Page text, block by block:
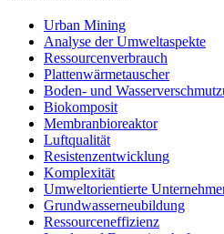
Urban Mining
Analyse der Umweltaspekte
Ressourcenverbrauch
Plattenwärmetauscher
Boden- und
Biokomposit
Membranbioreaktor
Luftqualität
Resistenzentwicklung
Komplexität
Umweltorientierte
Grundwasserneubildung
Ressourceneffizienz